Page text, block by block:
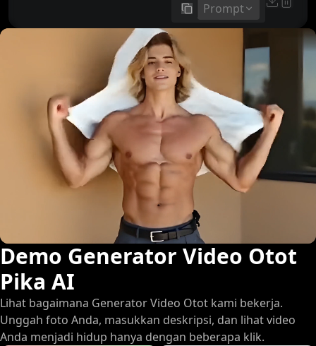
salinPrompt
Demo Generator Video Otot
Pika AI
Lihat bagaimana Generator Video Otot kami bekerja.
Unggah foto Anda, masukkan deskripsi, dan lihat video
Anda menjadi hidup hanya dengan beberapa klik.